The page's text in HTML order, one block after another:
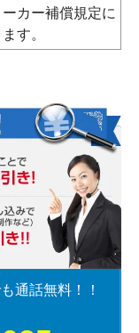
カー補償規定に
す。
通話無料！！